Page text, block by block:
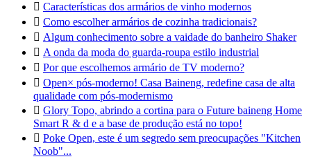
 Características dos armários de vinho modernos
 Como escolher armários de cozinha tradicionais?
 Algum conhecimento sobre a vaidade do banheiro Shaker
 A onda da moda do guarda-roupa estilo industrial
 Por que escolhemos armário de TV moderno?
 Open× pós-moderno! Casa Baineng, redefine casa de alta
qualidade com pós-modernismo
 Glory Topo, abrindo a cortina para o Future baineng Home
Smart R & d e a base de produção está no topo!
 Poke Open, este é um segredo sem preocupações "Kitchen
Noob"...